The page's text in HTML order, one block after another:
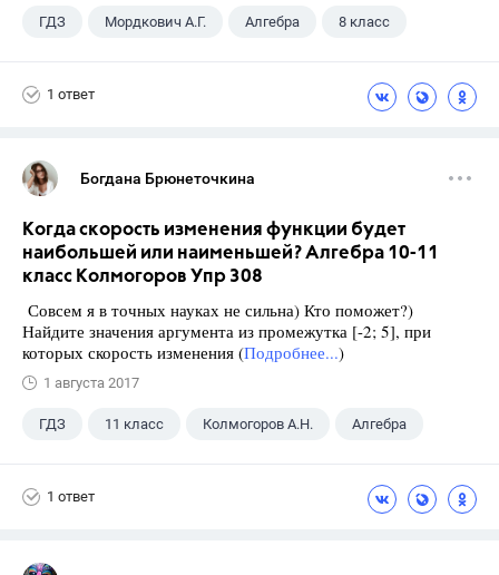
ГДЗ Мордкович А.Г. Алгебра 8 класс
1 ответ
Богдана Брюнеточкина
Когда скорость изменения функции будет
наибольшей или наименьшей? Алгебра 10-11
класс Колмогоров Упр 308
Совсем я в точных науках не сильна) Кто поможет?)
Найдите значения аргумента из промежутка [-2; 5], при
которых скорость изменения (Подробнее...)
1 августа 2017
ГДЗ 11 класс Колмогоров А.Н. Алгебра
1 ответ